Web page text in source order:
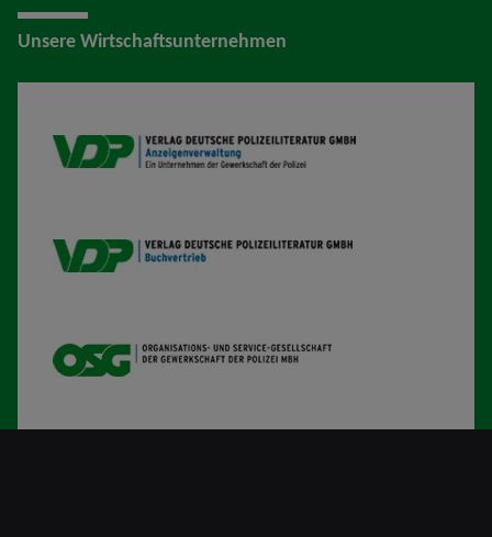
Unsere Wirtschaftsunternehmen
VDP AV
VDP B
OSG